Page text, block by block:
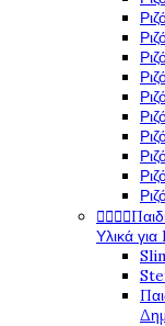

Υλικά για